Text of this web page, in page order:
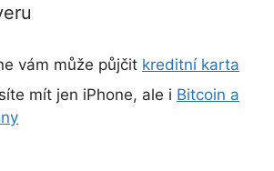
vám může půjčit kreditní karta
mít jen iPhone, ale i Bitcoin a